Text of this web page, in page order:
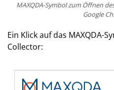
MAXQDA-Symbol zum Öffnen
Google
Ein Klick auf das MAXQDA-
Collector: